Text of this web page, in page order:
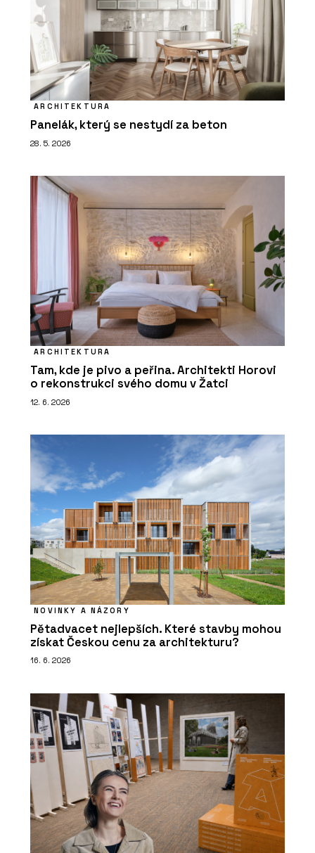
ARCHITEKTURA
Panelák, který se nestydí za beton
28. 5. 2026
ARCHITEKTURA
Tam, kde je pivo a peřina. Architekti Horovi
o rekonstrukci svého domu v Žatci
12. 6. 2026
NOVINKY A NÁZORY
Pětadvacet nejlepších. Které stavby mohou
získat Českou cenu za architekturu?
16. 6. 2026